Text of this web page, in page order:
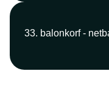
33. balonkorf -